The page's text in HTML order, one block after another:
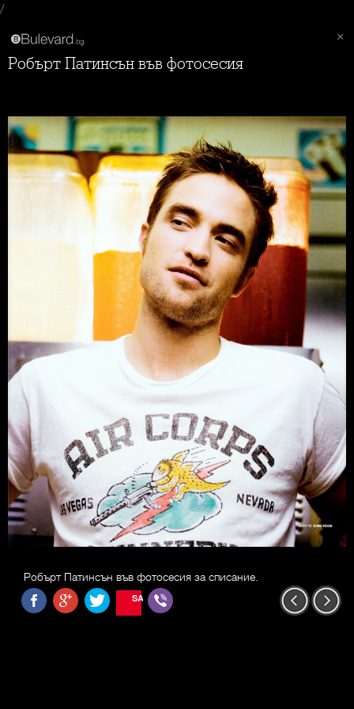
/
Робърт Патинсън във фотосесия
Робърт Патинсън във фотосесия за списание.
SAVE